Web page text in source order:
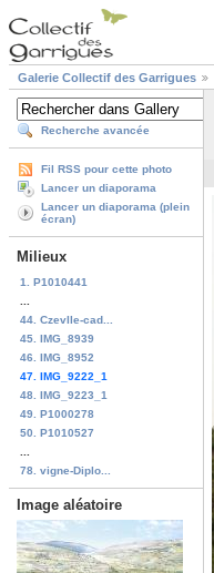
Galerie Collectif des Garrigues
Recherche avancée
Fil RSS pour cette photo
Lancer un diaporama
Lancer un diaporama (plein
écran)
Milieux
1. P1010441
44. Czevlle-cad...
45. IMG_8939
46. IMG_8952
47. IMG_9222_1
48. IMG_9223_1
49. P1000278
50. P1010527
78. vigne-Diplo...
Image aléatoire